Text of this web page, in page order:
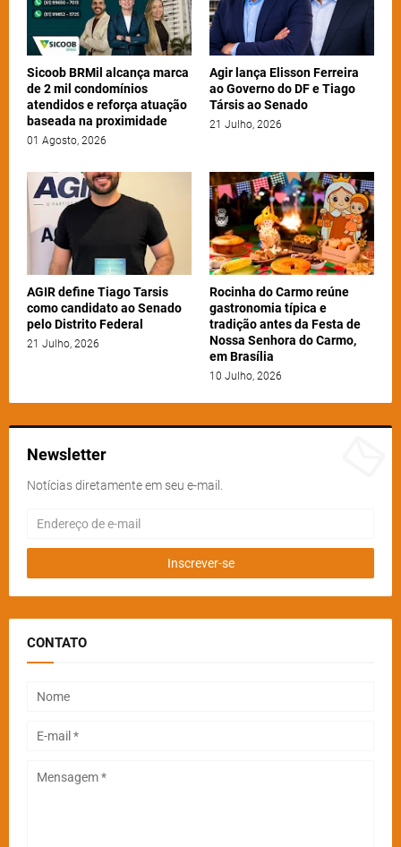
Sicoob BRMil alcança marca
de 2 mil condomínios
atendidos e reforça atuação
baseada na proximidade
01 Agosto, 2026
Agir lança Elisson Ferreira
ao Governo do DF e Tiago
Társis ao Senado
21 Julho, 2026
AGIR define Tiago Tarsis
como candidato ao Senado
pelo Distrito Federal
21 Julho, 2026
Rocinha do Carmo reúne
gastronomia típica e
tradição antes da Festa de
Nossa Senhora do Carmo,
em Brasília
10 Julho, 2026
Newsletter
Notícias diretamente em seu e-mail.
CONTATO